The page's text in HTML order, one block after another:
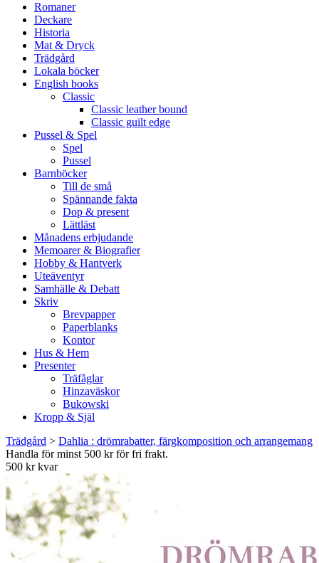
Romaner
Deckare
Historia
Mat & Dryck
Trädgård
Lokala böcker
English books
Classic
Classic leather bound
Classic guilt edge
Pussel & Spel
Spel
Pussel
Barnböcker
Till de små
Spännande fakta
Dop & present
Lättläst
Månadens erbjudande
Memoarer & Biografier
Hobby & Hantverk
Uteäventyr
Samhälle & Debatt
Skriv
Brevpapper
Paperblanks
Kontor
Hus & Hem
Presenter
Träfåglar
Hinzaväskor
Bukowski
Kropp & Själ
Trädgård > Dahlia : drömrabatter, färgkomposition och arrangemang
Handla för minst 500 kr för fri frakt.
500 kr kvar